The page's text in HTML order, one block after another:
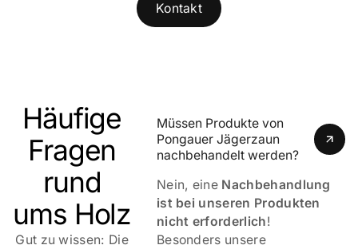
Kontakt
Häufige
Fragen
rund
ums Holz
Gut zu wissen: Die
Müssen Produkte von
Pongauer Jägerzaun
nachbehandelt werden?
Nein, eine Nachbehandlung
ist bei unseren Produkten
nicht erforderlich!
Besonders unsere